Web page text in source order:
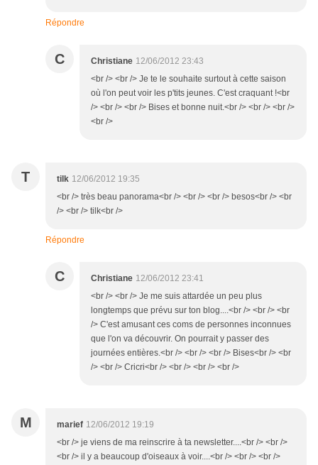
Répondre
C Christiane 12/06/2012 23:43
<br /> <br /> Je te le souhaite surtout à cette saison
où l'on peut voir les p'tits jeunes. C'est craquant !<br
/> <br /> <br /> Bises et bonne nuit.<br /> <br /> <br />
<br />
T tilk 12/06/2012 19:35
<br /> très beau panorama<br /> <br /> <br /> besos<br /> <br
/> <br /> tilk<br />
Répondre
C Christiane 12/06/2012 23:41
<br /> <br /> Je me suis attardée un peu plus
longtemps que prévu sur ton blog....<br /> <br /> <br
/> C'est amusant ces coms de personnes inconnues
que l'on va découvrir. On pourrait y passer des
journées entières.<br /> <br /> <br /> Bises<br /> <br
/> <br /> Cricri<br /> <br /> <br /> <br />
M marief 12/06/2012 19:19
<br /> je viens de ma reinscrire à ta newsletter....<br /> <br />
<br /> il y a beaucoup d'oiseaux à voir....<br /> <br /> <br />